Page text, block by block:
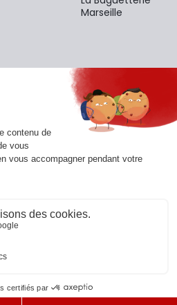
Marseille
vous acceptez notrepolitique de